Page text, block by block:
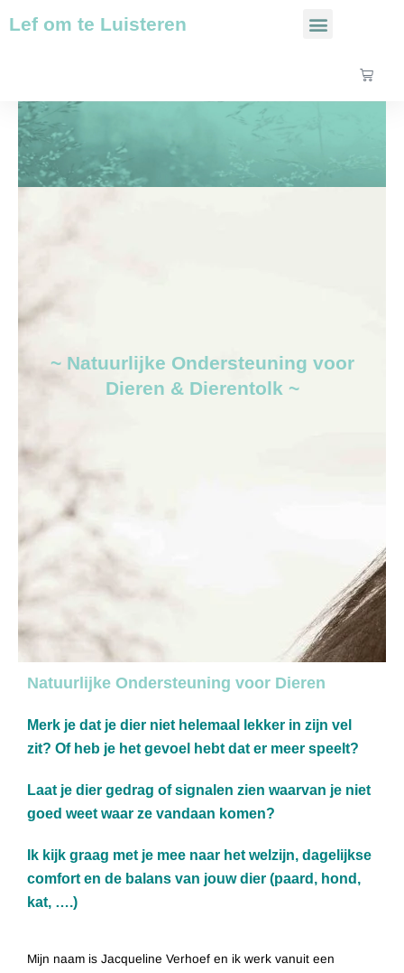
naar
Lef om te Luisteren
~ Natuurlijke Ondersteuning voor
Dieren & Dierentolk ~
Natuurlijke Ondersteuning voor Dieren
Merk je dat je dier niet helemaal lekker in zijn vel
zit? Of heb je het gevoel hebt dat er meer speelt?
Laat je dier gedrag of signalen zien waarvan je niet
goed weet waar ze vandaan komen?
Ik kijk graag met je mee naar het welzijn, dagelijkse
comfort en de balans van jouw dier (paard, hond,
kat, ….)
Mijn naam is Jacqueline Verhoef en ik werk vanuit een